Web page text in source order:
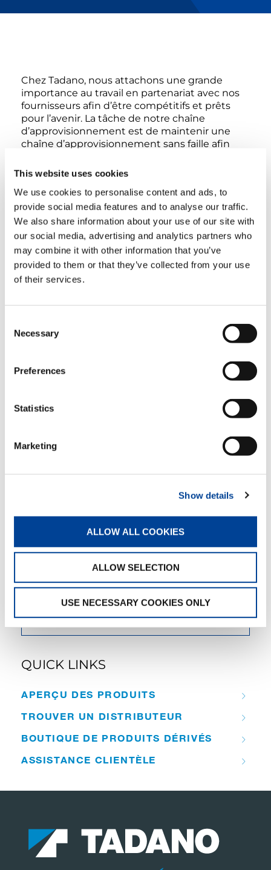
This website uses cookies
We use cookies to personalise content and ads, to
provide social media features and to analyse our traffic.
We also share information about your use of our site with
our social media, advertising and analytics partners who
may combine it with other information that you’ve
provided to them or that they’ve collected from your use
of their services.
Selection
Necessary
Preferences
Statistics
Marketing
Show details
ALLOW ALL COOKIES
ALLOW SELECTION
USE NECESSARY COOKIES ONLY
Chez Tadano, nous attachons une grande
importance au travail en partenariat avec nos
fournisseurs afin d’être compétitifs et prêts
pour l’avenir. La tâche de notre chaîne
d’approvisionnement est de maintenir une
chaîne d’approvisionnement sans faille afin
notre production conformément aux « sept
POLITIQUE D’ACHATS
NOS FOURNISSEURS
D’ACHAT
PLATEFORME FOURNISSEUR
CHAÎNE D’APPROVISIONNEMENT
DILIGENCE RAISONNABLE DES
ENTREPRISES
QUICK LINKS
APERÇU DES PRODUITS
TROUVER UN DISTRIBUTEUR
BOUTIQUE DE PRODUITS DÉRIVÉS
ASSISTANCE CLIENTÈLE